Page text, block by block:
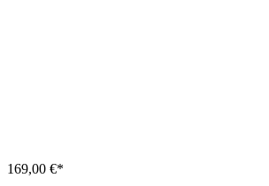
169,00 €*